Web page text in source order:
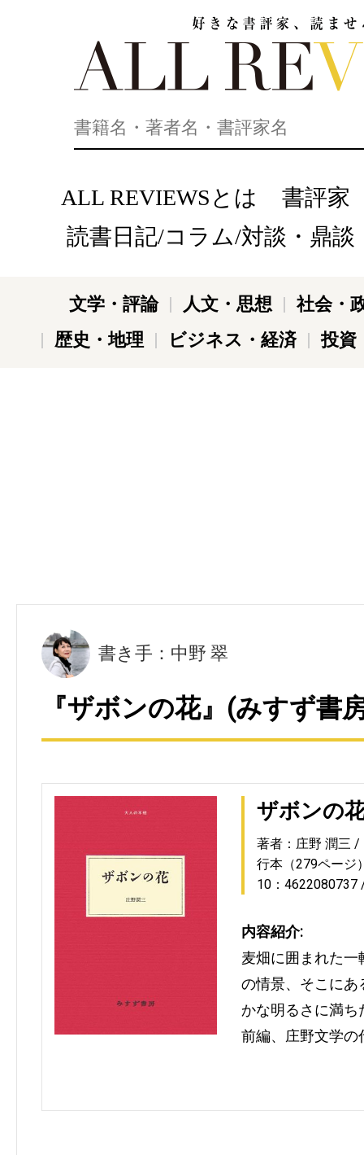
ALL REVIEWSとは
書評家
読書日記/コラム/対談・鼎談
文学・評論 人文・思想
社会・
歴史・地理
ビジネス・経済 投資
書き手：中野 翠
『ザボンの花』(みすず書
ザボンの
著者：庄野 潤三
行本（279ページ
10：4622080737
内容紹介:
麦畑に囲まれた
の情景、そこにあ
かな明るさに満ち
前編、庄野文学の